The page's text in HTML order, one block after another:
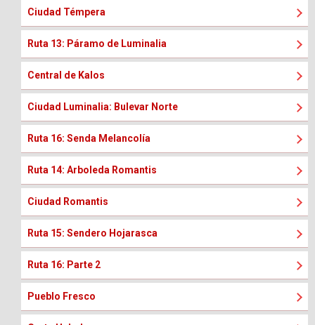
Ciudad Témpera
Ruta 13: Páramo de Luminalia
Central de Kalos
Ciudad Luminalia: Bulevar Norte
Ruta 16: Senda Melancolía
Ruta 14: Arboleda Romantis
Ciudad Romantis
Ruta 15: Sendero Hojarasca
Ruta 16: Parte 2
Pueblo Fresco